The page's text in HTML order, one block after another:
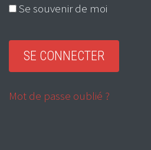
Se souvenir de moi
Mot de passe oublié ?